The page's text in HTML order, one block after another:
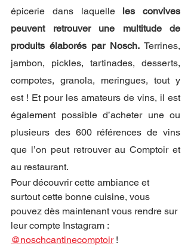
épicerie dans laquelle les convives
peuvent retrouver une multitude de
produits élaborés par Nosch. Terrines,
jambon, pickles, tartinades, desserts,
compotes, granola, meringues, tout y
est ! Et pour les amateurs de vins, il est
également possible d’acheter une ou
plusieurs des 600 références de vins
que l’on peut retrouver au Comptoir et
au restaurant.
Pour découvrir cette ambiance et
surtout cette bonne cuisine, vous
pouvez dès maintenant vous rendre sur
leur compte Instagram :
@noschcantinecomptoir !